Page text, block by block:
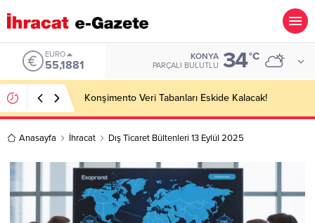
ALTIN
6.660,55
KONYA
PARÇALI BULUTLU 34°C
Hotel Towel Importer Companies Lists
Anasayfa İhracat Dış Ticaret Bültenleri 13 Eylül 2025